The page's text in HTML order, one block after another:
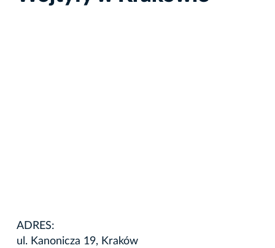
ADRES:
ul. Kanonicza 19, Kraków